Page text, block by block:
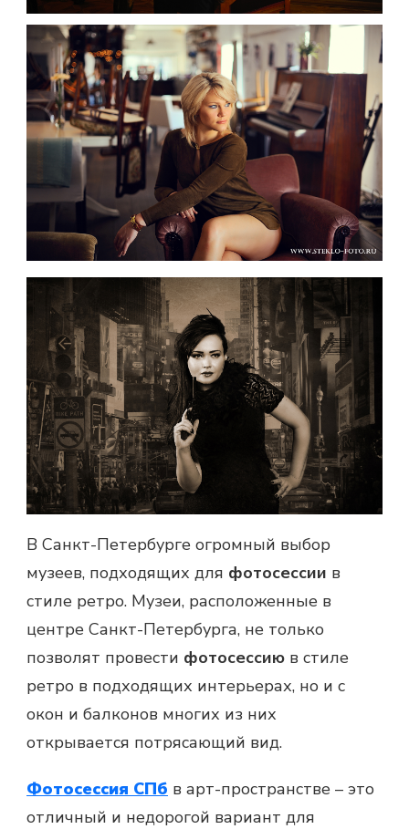
В Санкт-Петербурге огромный выбор
музеев, подходящих для фотосессии в
стиле ретро. Музеи, расположенные в
центре Санкт-Петербурга, не только
позволят провести фотосессию в стиле
ретро в подходящих интерьерах, но и с
окон и балконов многих из них
открывается потрясающий вид.
Фотосессия СПб в арт-пространстве – это
отличный и недорогой вариант для